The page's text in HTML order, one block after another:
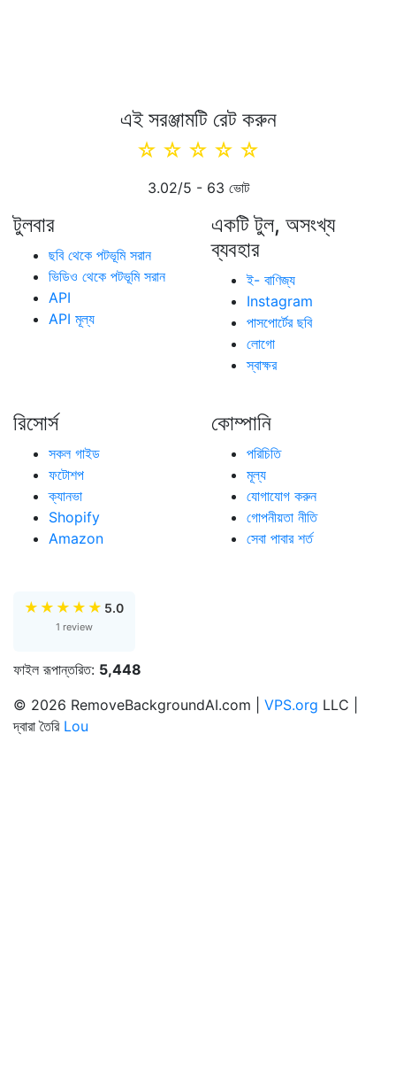
এই সরঞ্জামটি রেট করুন
☆
☆
☆
☆
☆
3.02/5 - 63 ভোট
টুলবার
ছবি থেকে পটভূমি সরান
ভিডিও থেকে পটভূমি সরান
API
API মূল্য
একটি টুল, অসংখ্য
ব্যবহার
ই- বাণিজ্য
Instagram
পাসপোর্টের ছবি
লোগো
স্বাক্ষর
রিসোর্স
সকল গাইড
ফটোশপ
ক্যানভা
Shopify
Amazon
কোম্পানি
পরিচিতি
মূল্য
যোগাযোগ করুন
গোপনীয়তা নীতি
সেবা পাবার শর্ত
★ ★ ★ ★ ★ 5.0
1 review
ফাইল রূপান্তরিত: 5,448
© 2026 RemoveBackgroundAI.com | VPS.org LLC |
দ্বারা তৈরি Lou